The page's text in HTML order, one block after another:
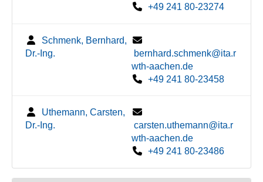
+49 241 80-23274
Schmenk, Bernhard,
Dr.-Ing.
bernhard.schmenk@ita.r
wth-aachen.de
+49 241 80-23458
Uthemann, Carsten,
Dr.-Ing.
carsten.uthemann@ita.r
wth-aachen.de
+49 241 80-23486